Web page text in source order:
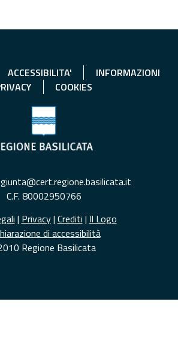
ACCESSIBILITA'
INFORMAZIONI
COOKIES
giunta@cert.regione.basilicata.it
C.F. 80002950766
| Privacy| Crediti | Il Logo
di accessibilità
Regione Basilicata